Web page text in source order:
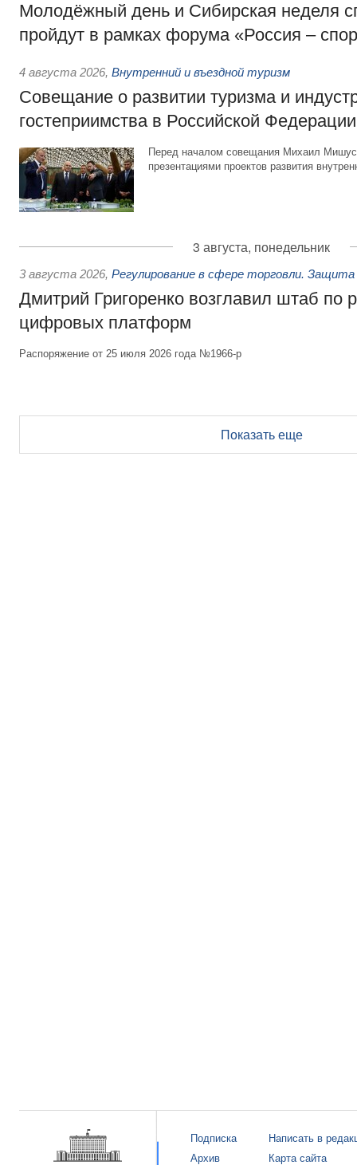
Молодёжный день и Сибирская неделя
пройдут в рамках форума «Россия –
4 августа 2026, Внутренний и въездной туризм
Совещание о развитии туризма и
гостеприимства в Российской Федерации
Перед началом совещания Михаил
презентациями проектов развития
3 августа, понедельник
3 августа 2026, Регулирование в сфере торговли.
Дмитрий Григоренко возглавил штаб по
цифровых платформ
Распоряжение от 25 июля 2026 года №1966-р
Показать еще
Подписка
Архив
Написать в
Карта сайта